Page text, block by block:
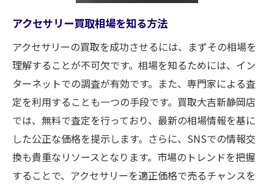
オンラインとオフラインの買取店比較
買取大吉新静岡店が選ばれる理由アクセサリー
買取で安心を
買取大吉新静岡店の評判と信頼性
専門知識が豊富なスタッフによる査定
透明性のある買取プロセス
迅速かつ丁寧な対応の魅力
お客様の声から見る信頼度
地域に密着したサービス提供
アクセサリー買取相場を知る方法
アクセサリーの買取を成功させるには、まずその相場を
理解することが不可欠です。相場を知るためには、イン
ターネットでの調査が有効です。また、専門家による査
定を利用することも一つの手段です。買取大吉新静岡店
では、無料で査定を行っており、最新の相場情報を基に
した公正な価格を提示します。さらに、SNSでの情報交
換も貴重なリソースとなります。市場のトレンドを把握
することで、アクセサリーを適正価格で売るチャンスを